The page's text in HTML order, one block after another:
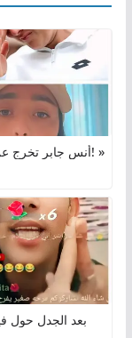
أنس جابر تخرج عن صمتها وترد بقوة على منتقديها: « كفاكم تشويهًا! »
بعد الجدل حول